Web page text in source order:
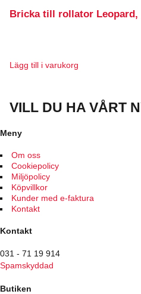
Bricka till rollator Leopard,
Lägg till i varukorg
VILL DU HA VÅRT
Meny
Om oss
Cookiepolicy
Miljöpolicy
Köpvillkor
Kunder med e-faktura
Kontakt
Kontakt
031 - 71 19 914
Spamskyddad
Butiken